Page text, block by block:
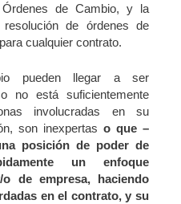
de Cambio, y la
de órdenes de
cualquier contrato.
pueden llegar a ser
no está suficientemente
involucradas en su
son inexpertas o que –
posición de poder de
un enfoque
de empresa, haciendo
en el contrato, y su